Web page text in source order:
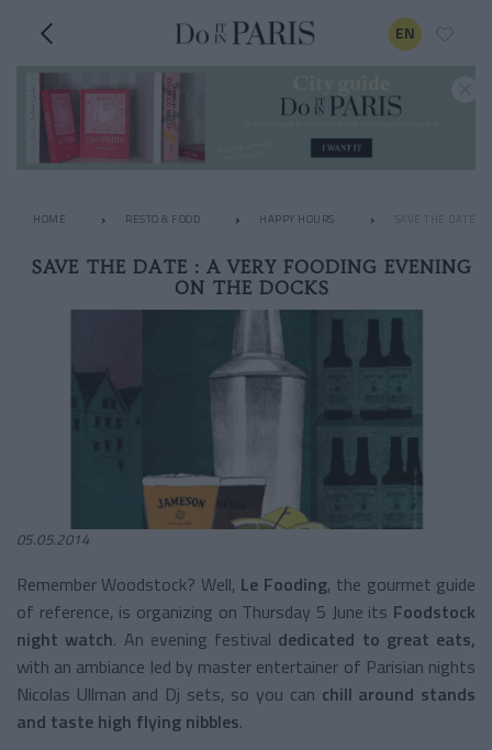
EN
HOME RESTO & FOOD HAPPY HOURS SAVE THE DATE :
SAVE THE DATE : A VERY FOODING EVENING
ON THE DOCKS
05.05.2014
Remember Woodstock? Well, Le Fooding, the gourmet guide
of reference, is organizing on Thursday 5 June its Foodstock
night watch. An evening festival dedicated to great eats,
with an ambiance led by master entertainer of Parisian nights
Nicolas Ullman and Dj sets, so you can chill around stands
and taste high flying nibbles.